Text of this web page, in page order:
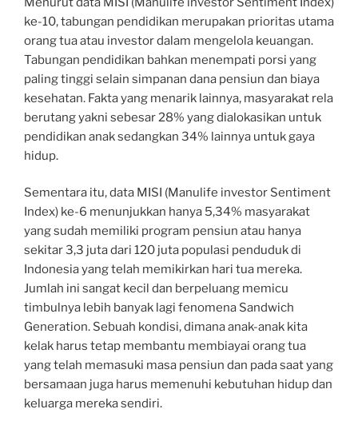
ke-10, tabungan pendidikan merupakan prioritas utama
orang tua atau investor dalam mengelola keuangan.
Tabungan pendidikan bahkan menempati porsi yang
paling tinggi selain simpanan dana pensiun dan biaya
kesehatan. Fakta yang menarik lainnya, masyarakat rela
berutang yakni sebesar 28% yang dialokasikan untuk
pendidikan anak sedangkan 34% lainnya untuk gaya
hidup.
Sementara itu, data MISI (Manulife investor Sentiment
Index) ke-6 menunjukkan hanya 5,34% masyarakat
yang sudah memiliki program pensiun atau hanya
sekitar 3,3 juta dari 120 juta populasi penduduk di
Indonesia yang telah memikirkan hari tua mereka.
Jumlah ini sangat kecil dan berpeluang memicu
timbulnya lebih banyak lagi fenomena Sandwich
Generation. Sebuah kondisi, dimana anak-anak kita
kelak harus tetap membantu membiayai orang tua
yang telah memasuki masa pensiun dan pada saat yang
bersamaan juga harus memenuhi kebutuhan hidup dan
keluarga mereka sendiri.